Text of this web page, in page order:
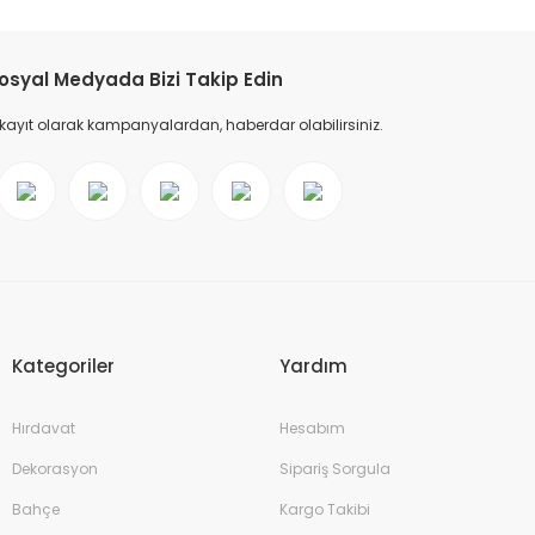
Medyada Bizi Takip Edin
olarak kampanyalardan, haberdar olabilirsiniz.
Kategoriler
Hırdavat
Dekorasyon
Bahçe
Yardım
Hesabım
Sipariş Sorgula
Kargo Takibi